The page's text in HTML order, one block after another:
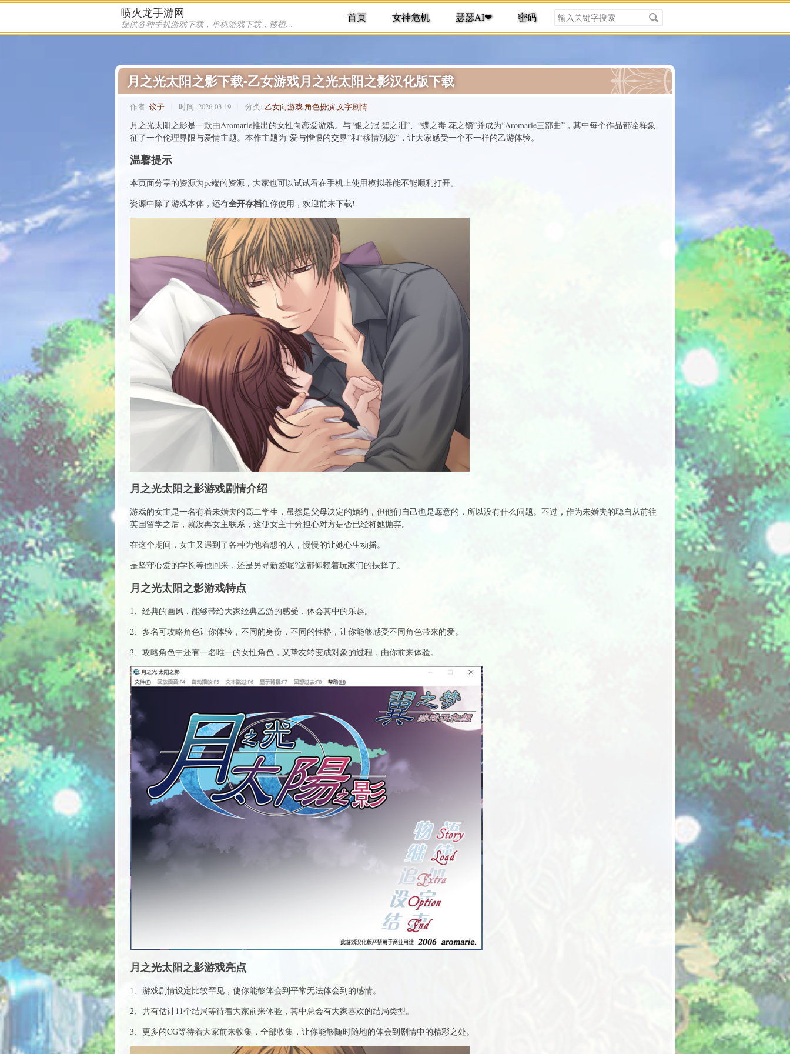
喷火龙手游网
提供各种手机游戏下载，单机游戏下载，移植游戏下载
首页 女神危机 瑟瑟AI❤ 密码
搜
索
关
月之光太阳之影下载-乙女游戏月之光太阳之影汉化版下载
作者: 饺子 时间: 2026-03-19 分类: 乙女向游戏,角色扮演文字剧情
月之光太阳之影是一款由Aromarie推出的女性向恋爱游戏。与“银之冠 碧之泪”、“蝶之毒 花之锁”并成为“Aromarie三部曲”，其中每个作品都诠释象
征了一个伦理界限与爱情主题。本作主题为“爱与憎恨的交界”和“移情别恋”，让大家感受一个不一样的乙游体验。
温馨提示
本页面分享的资源为pc端的资源，大家也可以试试看在手机上使用模拟器能不能顺利打开。
资源中除了游戏本体，还有全开存档任你使用，欢迎前来下载!
月之光太阳之影游戏剧情介绍
游戏的女主是一名有着未婚夫的高二学生，虽然是父母决定的婚约，但他们自己也是愿意的，所以没有什么问题。不过，作为未婚夫的聪自从前往
英国留学之后，就没再女主联系，这使女主十分担心对方是否已经将她抛弃。
在这个期间，女主又遇到了各种为他着想的人，慢慢的让她心生动摇。
是坚守心爱的学长等他回来，还是另寻新爱呢?这都仰赖着玩家们的抉择了。
月之光太阳之影游戏特点
1、经典的画风，能够带给大家经典乙游的感受，体会其中的乐趣。
2、多名可攻略角色让你体验，不同的身份，不同的性格，让你能够感受不同角色带来的爱。
3、攻略角色中还有一名唯一的女性角色，又挚友转变成对象的过程，由你前来体验。
月之光太阳之影游戏亮点
1、游戏剧情设定比较罕见，使你能够体会到平常无法体会到的感情。
2、共有估计11个结局等待着大家前来体验，其中总会有大家喜欢的结局类型。
3、更多的CG等待着大家前来收集，全部收集，让你能够随时随地的体会到剧情中的精彩之处。